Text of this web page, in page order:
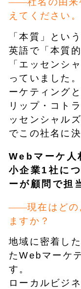
えてください。
「本質」とい
英語で「本質
「エッセンシ
っていました
ーケティング
リップ・コト
ッセンシャル
でこの社名に
Webマーケ人
小企業1社に
ーが顧問で担
現在はど
ますか？
地域に密着し
たWebマーケ
す。
ローカルビジ